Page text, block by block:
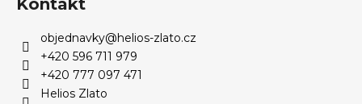
Kontakt
objednavky@helios-zlato.cz
+420 596 711 979
+420 777 097 471
Helios Zlato